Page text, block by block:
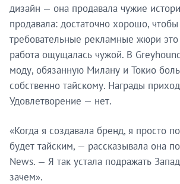
дизайн — она продавала чужие
продавала: достаточно хорошо,
требовательные рекламные жюри
работа ощущалась чужой. В
моду, обязанную Милану и Токио
собственно тайскому. Награды
Удовлетворение — нет.
«Когда я создавала бренд, я просто
будет тайским, — рассказывала она
News. — Я так устала подражать
зачем».